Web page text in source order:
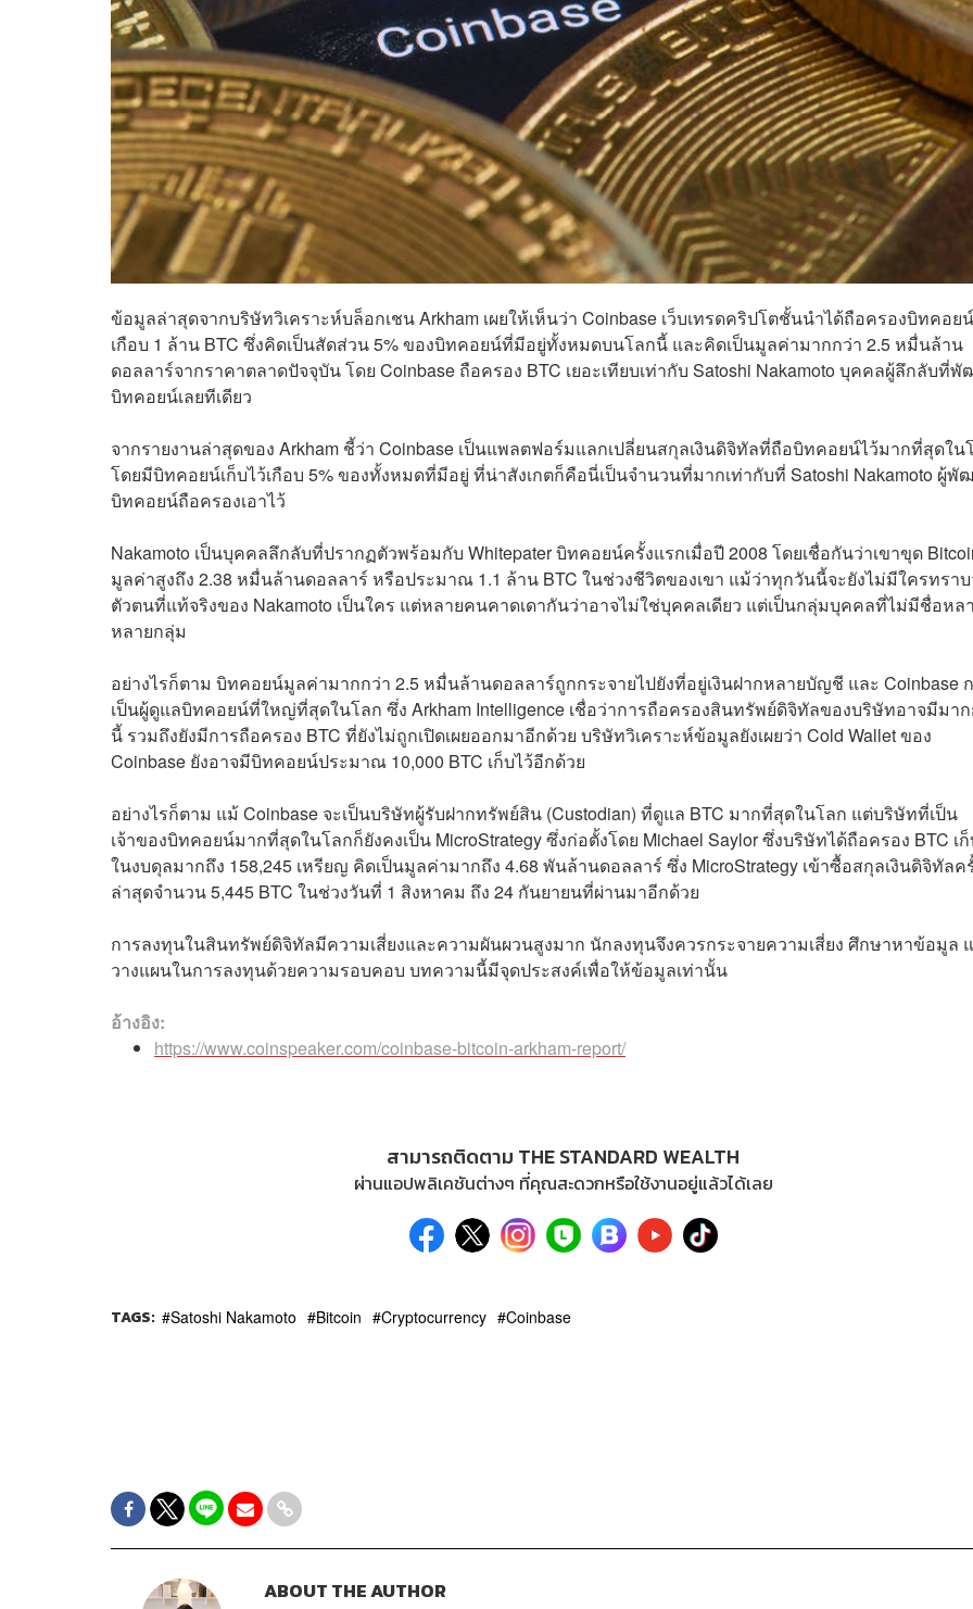
ข้อมูลล่าสุดจากบริษัทวิเคราะห์บล็อกเชน Arkham เผยให้เห็นว่า Coinbase เว็บเทรดคริปโตชั้นนำได้ถือครองบิทคอย
เกือบ 1 ล้าน BTC ซึ่งคิดเป็นสัดส่วน 5% ของบิทคอยน์ที่มีอยู่ทั้งหมดบนโลกนี้ และคิดเป็นมูลค่ามากกว่า 2.5 หมื่นล้าน
ดอลลาร์จากราคาตลาดปัจจุบัน โดย Coinbase ถือครอง BTC เยอะเทียบเท่ากับ Satoshi Nakamoto บุคคลผู้ลึกลับที่
บิทคอยน์เลยทีเดียว
จากรายงานล่าสุดของ Arkham ชี้ว่า Coinbase เป็นแพลตฟอร์มแลกเปลี่ยนสกุลเงินดิจิทัลที่ถือบิทคอยน์ไว้มากที่สุดใน
โดยมีบิทคอยน์เก็บไว้เกือบ 5% ของทั้งหมดที่มีอยู่ ที่น่าสังเกตก็คือนี่เป็นจำนวนที่มากเท่ากับที่ Satoshi Nakamoto ผู้พั
บิทคอยน์ถือครองเอาไว้
Nakamoto เป็นบุคคลลึกลับที่ปรากฏตัวพร้อมกับ Whitepater บิทคอยน์ครั้งแรกเมื่อปี 2008 โดยเชื่อกันว่าเขาขุด
มูลค่าสูงถึง 2.38 หมื่นล้านดอลลาร์ หรือประมาณ 1.1 ล้าน BTC ในช่วงชีวิตของเขา แม้ว่าทุกวันนี้จะยังไม่มีใครทรา
ตัวตนที่แท้จริงของ Nakamoto เป็นใคร แต่หลายคนคาดเดากันว่าอาจไม่ใช่บุคคลเดียว แต่เป็นกลุ่มบุคคลที่ไม่มีชื่อหล
หลายกลุ่ม
อย่างไรก็ตาม บิทคอยน์มูลค่ามากกว่า 2.5 หมื่นล้านดอลลาร์ถูกกระจายไปยังที่อยู่เงินฝากหลายบัญชี และ Coinbase
เป็นผู้ดูแลบิทคอยน์ที่ใหญ่ที่สุดในโลก ซึ่ง Arkham Intelligence เชื่อว่าการถือครองสินทรัพย์ดิจิทัลของบริษัทอาจมีมา
นี้ รวมถึงยังมีการถือครอง BTC ที่ยังไม่ถูกเปิดเผยออกมาอีกด้วย บริษัทวิเคราะห์ข้อมูลยังเผยว่า Cold Wallet ของ
Coinbase ยังอาจมีบิทคอยน์ประมาณ 10,000 BTC เก็บไว้อีกด้วย
อย่างไรก็ตาม แม้ Coinbase จะเป็นบริษัทผู้รับฝากทรัพย์สิน (Custodian) ที่ดูแล BTC มากที่สุดในโลก แต่บริษัทที่เป็น
เจ้าของบิทคอยน์มากที่สุดในโลกก็ยังคงเป็น MicroStrategy ซึ่งก่อตั้งโดย Michael Saylor ซึ่งบริษัทได้ถือครอง BTC เ
ในงบดุลมากถึง 158,245 เหรียญ คิดเป็นมูลค่ามากถึง 4.68 พันล้านดอลลาร์ ซึ่ง MicroStrategy เข้าซื้อสกุลเงินดิจิทัลค
ล่าสุดจำนวน 5,445 BTC ในช่วงวันที่ 1 สิงหาคม ถึง 24 กันยายนที่ผ่านมาอีกด้วย
การลงทุนในสินทรัพย์ดิจิทัลมีความเสี่ยงและความผันผวนสูงมาก นักลงทุนจึงควรกระจายความเสี่ยง ศึกษาหาข้อมูล
วางแผนในการลงทุนด้วยความรอบคอบ บทความนี้มีจุดประสงค์เพื่อให้ข้อมูลเท่านั้น
อ้างอิง:
https://www.coinspeaker.com/coinbase-bitcoin-arkham-report/
สามารถติดตาม THE STANDARD WEALTH
ผ่านแอปพลิเคชันต่างๆ ที่คุณสะดวกหรือใช้งานอยู่แล้วได้เลย
TAGS: Satoshi Nakamoto Bitcoin Cryptocurrency Coinbase
ABOUT THE AUTHOR